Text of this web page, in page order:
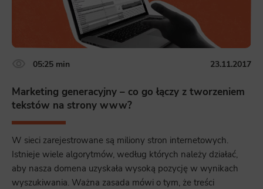
05:25 min 23.11.2017
Marketing generacyjny – co go łączy z tworzeniem
tekstów na strony www?
W sieci zarejestrowane są miliony stron internetowych.
Istnieje wiele algorytmów, według których należy działać,
aby nasza domena uzyskała wysoką pozycję w wynikach
wyszukiwania. Ważna zasada mówi o tym, że treści